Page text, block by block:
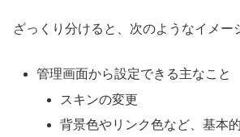
ざっくり分けると、次のようなイメー
管理画面から設定できる主なこと
スキンの変更
背景色やリンク色など、基本